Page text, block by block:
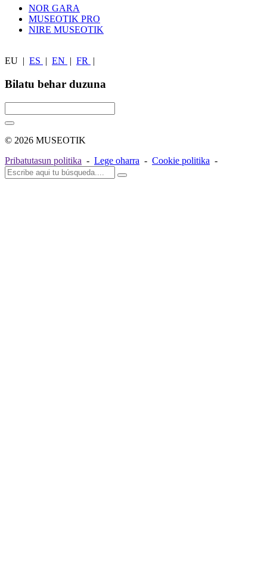
NOR GARA
MUSEOTIK PRO
NIRE MUSEOTIK
EU | ES | EN | FR |
Bilatu behar duzuna
© 2026 MUSEOTIK
Pribatutasun politika - Lege oharra - Cookie politika -